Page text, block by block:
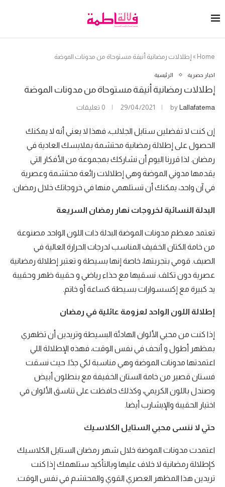
Home
» إطلالات رمضانية أنيقة مستوحاة من مدونات الموضة
اخبار حصرية الرئيسية
إطلالات رمضانية أنيقة مستوحاة من مدونات الموضة
byLallafatema
29/04/2021 0 تعليقات
إن كنت لا تفضلين ستايل الجلالب، فهذا لا يعني أنه لا يمكنك
الحصول على إطلالة رمضانية محتشمة بملابسك العادية في
رمضان. لذا قررنا اليوم أن نشاركك بمجموعة من الأفكار التي
يقدمها مدوني الموضة وهي إطلالات رائعة محتشمة وعصرية
في آن واحد، يمكنك أن تستلهمي منها في خروجاتك خلال رمضان.
البدلة النسائية لخروجات نهار رمضان السريعة
تعتمد معظم مدونات الموضة البدلة ذات اللون الواحد مصنوعة
من خامة الكتان الخفيف المناسب لدرجات الحرارة العالية في
الصيف. قومي بتجربتها، خاصة إنها بسيطة و تعتبر إطلالة رمضانية
عصرية دون تكلف. نسقيها مع حذاء رياضي و حقيبة ظهر وحقيبة
يد كبيرة مع إكسسوارات بسيطة كساعة أو خاتم.
إطلالة اللون الواحد لعزومة عائلية في رمضان
إذا كنت من محبي الألوان الهادئة البسيطة وتريدين أن تظهري
بمظهر أطول و أنحف في نفس الوقت، فهذه الإطلالة اللي
اعتمدتها مدونات الموضة وهي مناسبة لكي جدًا. حيث نسقت
فستان قصير من خامة الستان الخفيفة مع بنطلون أبيض
وصندل باللون الكريمي، وكذلك حافظت على تناسق الألوان في
اختيار الحقيبة والإيشارب أيضا.
حتي لا ننسى محبي الستايل الكلاسيك
اعتمدت مدونات الموضة خلال شهر رمضان الستايل الكلاسيك
كإطلالة رمضانية لا خلاف عليها وبالتأكيد ستلهمك إذا كنت
تريدين هذا المظهر العصري القوي والمحتشم في نفس الوقت.